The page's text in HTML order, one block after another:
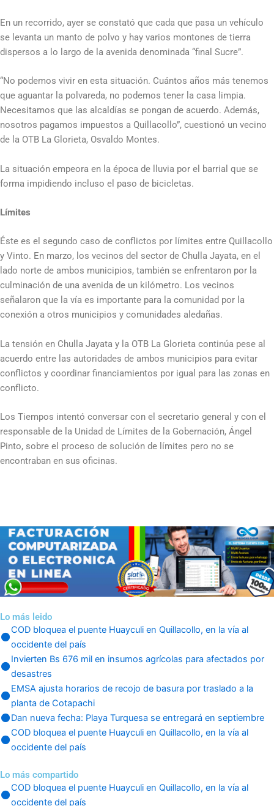
En un recorrido, ayer se constató que cada que pasa un vehículo
se levanta un manto de polvo y hay varios montones de tierra
dispersos a lo largo de la avenida denominada “final Sucre”.
“No podemos vivir en esta situación. Cuántos años más tenemos
que aguantar la polvareda, no podemos tener la casa limpia.
Necesitamos que las alcaldías se pongan de acuerdo. Además,
nosotros pagamos impuestos a Quillacollo”, cuestionó un vecino
de la OTB La Glorieta, Osvaldo Montes.
La situación empeora en la época de lluvia por el barrial que se
forma impidiendo incluso el paso de bicicletas.
Límites
Éste es el segundo caso de conflictos por límites entre Quillacollo
y Vinto. En marzo, los vecinos del sector de Chulla Jayata, en el
lado norte de ambos municipios, también se enfrentaron por la
culminación de una avenida de un kilómetro. Los vecinos
señalaron que la vía es importante para la comunidad por la
conexión a otros municipios y comunidades aledañas.
La tensión en Chulla Jayata y la OTB La Glorieta continúa pese al
acuerdo entre las autoridades de ambos municipios para evitar
conflictos y coordinar financiamientos por igual para las zonas en
conflicto.
Los Tiempos intentó conversar con el secretario general y con el
responsable de la Unidad de Límites de la Gobernación, Ángel
Pinto, sobre el proceso de solución de límites pero no se
encontraban en sus oficinas.
Lo más leido
COD bloquea el puente Huayculi en Quillacollo, en la vía al
occidente del país
Invierten Bs 676 mil en insumos agrícolas para afectados por
desastres
EMSA ajusta horarios de recojo de basura por traslado a la
planta de Cotapachi
Dan nueva fecha: Playa Turquesa se entregará en septiembre
COD bloquea el puente Huayculi en Quillacollo, en la vía al
occidente del país
Lo más compartido
COD bloquea el puente Huayculi en Quillacollo, en la vía al
occidente del país